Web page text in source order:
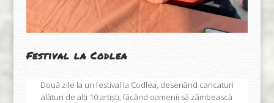
Festival la Codlea
Două zile la un festival la Codlea, desenând caricaturi
alături de alți 10 artiști, făcând oamenii să zâmbească